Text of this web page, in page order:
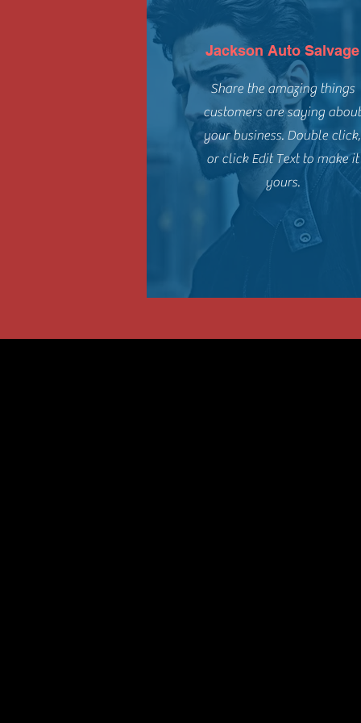
Jackson Auto Salvage
Share the amazing things
customers are saying about
your business. Double click,
or click Edit Text to make it
yours.